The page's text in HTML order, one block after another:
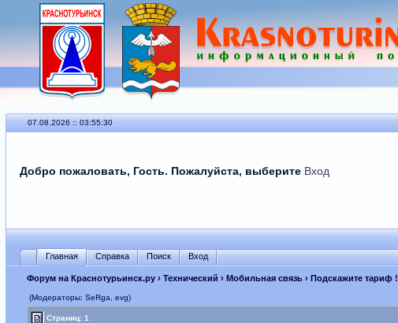
07.08.2026 :: 03:55:30
Добро пожаловать, Гость. Пожалуйста, выберите Вход
Главная Справка Поиск Вход
Форум на Краснотурьинск.ру› Технический › Мобильная связь› Подскажите тариф !
(Модераторы: SeRga, evg)
Страниц: 1